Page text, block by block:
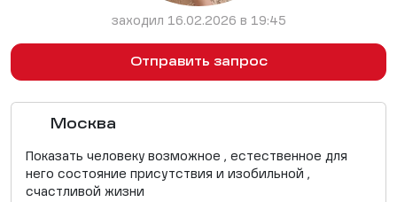
заходил 16.02.2026 в 19:45
Отправить запрос
Москва
Показать человеку возможное , естественное для
него состояние присутствия и изобильной ,
счастливой жизни